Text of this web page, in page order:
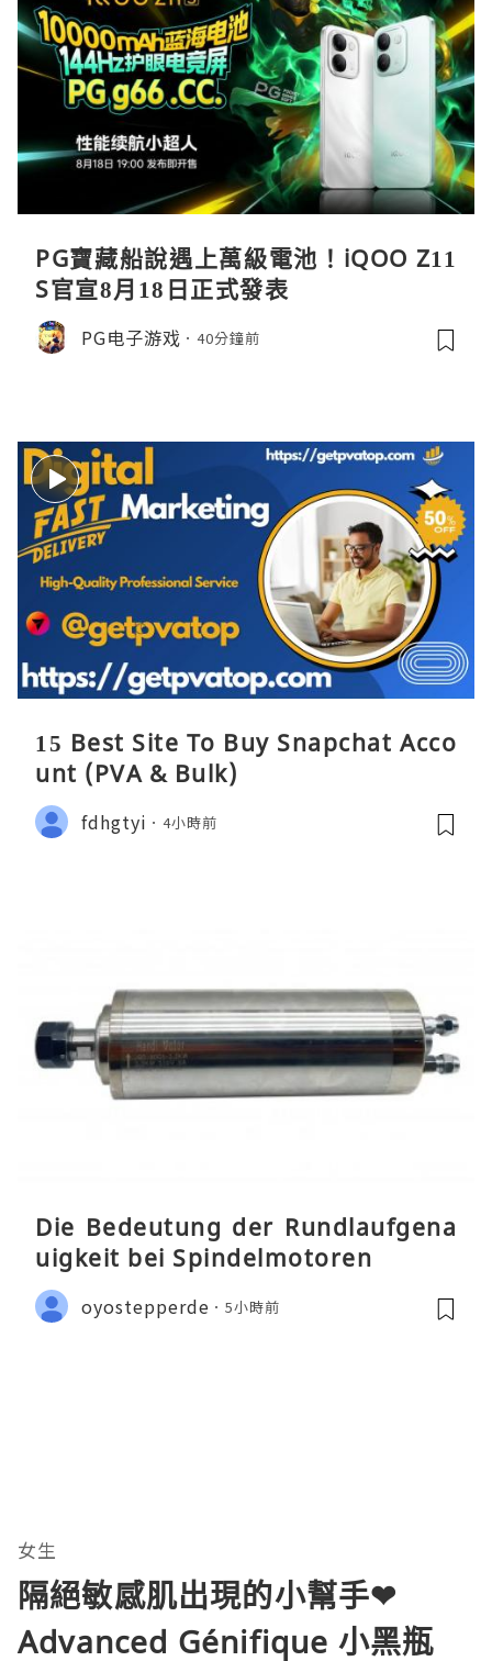
PG寶藏船說遇上萬級電池！iQOO Z11
S官宣8月18日正式發表
PG电子游戏 40分鐘前
15 Best Site To Buy Snapchat Acco
unt (PVA & Bulk)
fdhgtyi 4小時前
Die Bedeutung der Rundlaufgena
uigkeit bei Spindelmotoren
oyostepperde 5小時前
女生
隔絕敏感肌出現的小幫手❤
Advanced Génifique 小黑瓶